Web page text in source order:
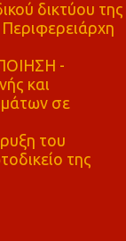
δικτύου της
-
και
σε
του
της